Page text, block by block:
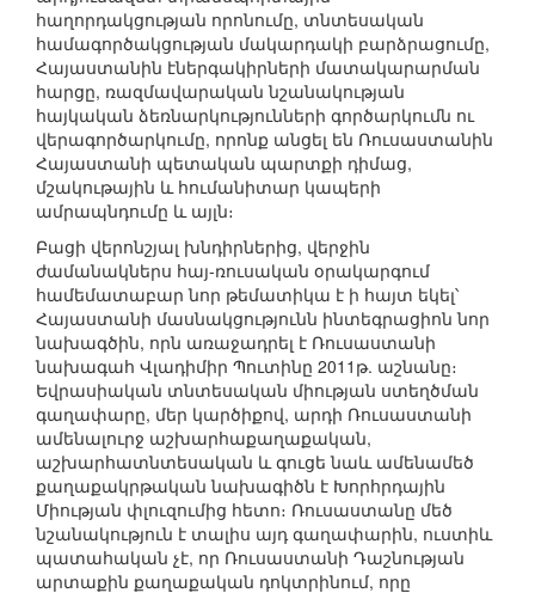
հաղորդակցության որոնումը, տնտեսական
համագործակցության մակարդակի բարձրացումը,
Հայաստանին էներգակիրների մատակարարման
հարցը, ռազմավարական նշանակության
հայկական ձեռնարկությունների գործարկումն ու
վերագործարկումը, որոնք անցել են Ռուսաստանին
Հայաստանի պետական պարտքի դիմաց,
մշակութային և հումանիտար կապերի
ամրապնդումը և այլն։
Բացի վերոնշյալ խնդիրներից, վերջին
ժամանակներս հայ-ռուսական օրակարգում
համեմատաբար նոր թեմատիկա է ի հայտ եկել՝
Հայաստանի մասնակցությունն ինտեգրացիոն նոր
նախագծին, որն առաջադրել է Ռուսաստանի
նախագահ Վլադիմիր Պուտինը 2011թ. աշնանը։
Եվրասիական տնտեսական միության ստեղծման
գաղափարը, մեր կարծիքով, արդի Ռուսաստանի
ամենալուրջ աշխարհաքաղաքական,
աշխարհատնտեսական և գուցե նաև ամենամեծ
քաղաքակրթական նախագիծն է Խորհրդային
Միության փլուզումից հետո։ Ռուսաստանը մեծ
նշանակություն է տալիս այդ գաղափարին, ուստիև
պատահական չէ, որ Ռուսաստանի Դաշնության
արտաքին քաղաքական դոկտրինում, որը